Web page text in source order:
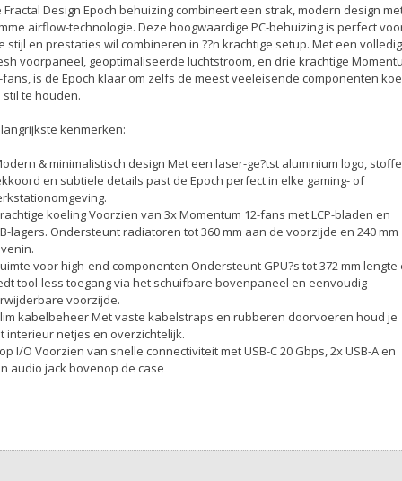
Fractal Design Epoch behuizing combineert een strak, modern design
airflow-technologie. Deze hoogwaardige PC-behuizing is perfect
stijl en prestaties wil combineren in ??n krachtige setup. Met een volledig
voorpaneel, geoptimaliseerde luchtstroom, en drie krachtige
fans, is de Epoch klaar om zelfs de meest veeleisende componenten
stil te houden.
kenmerken:
& minimalistisch design Met een laser-ge?tst aluminium logo,
en subtiele details past de Epoch perfect in elke gaming- of
koeling Voorzien van 3x Momentum 12-fans met LCP-bladen en
lagers. Ondersteunt radiatoren tot 360 mm aan de voorzijde en 240 mm
voor high-end componenten Ondersteunt GPU?s tot 372 mm lengte
tool-less toegang via het schuifbare bovenpaneel en eenvoudig
voorzijde.
kabelbeheer Met vaste kabelstraps en rubberen doorvoeren houd je
interieur netjes en overzichtelijk.
I/O Voorzien van snelle connectiviteit met USB-C 20 Gbps, 2x USB-A en
audio jack bovenop de case